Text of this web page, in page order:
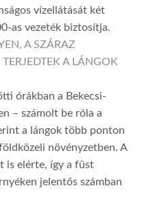
vízellátását két
as vezeték biztosítja.
A SZÁRAZ
A LÁNGOK
órákban a Bekecsi-
– számolt be róla a
a lángok több ponton
növényzetben. A
is elérte, így a füst
jelentős számban